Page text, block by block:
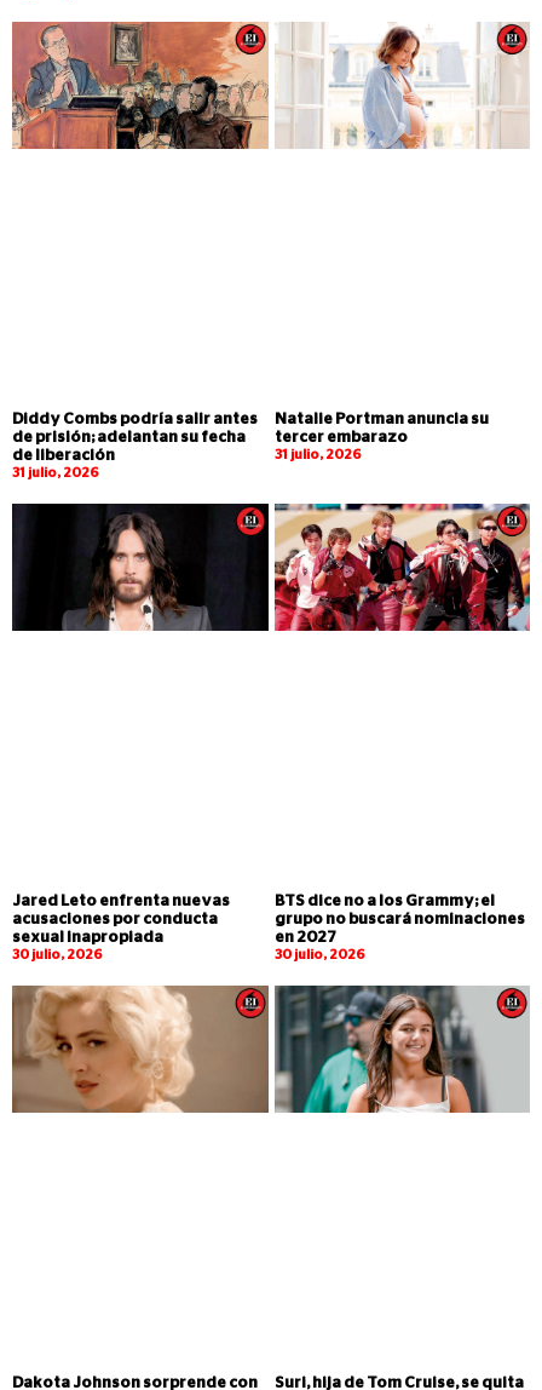
Diddy Combs podría salir antes
de prisión; adelantan su fecha
de liberación
31 julio, 2026
Natalie Portman anuncia su
tercer embarazo
31 julio, 2026
Jared Leto enfrenta nuevas
acusaciones por conducta
sexual inapropiada
30 julio, 2026
BTS dice no a los Grammy; el
grupo no buscará nominaciones
en 2027
30 julio, 2026
Dakota Johnson sorprende con Suri, hija de Tom Cruise, se quita